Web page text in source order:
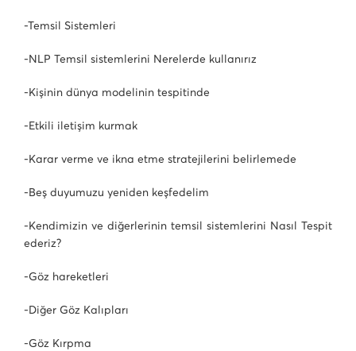
-Temsil Sistemleri
-NLP Temsil sistemlerini Nerelerde kullanırız
-Kişinin dünya modelinin tespitinde
-Etkili iletişim kurmak
-Karar verme ve ikna etme stratejilerini belirlemede
-Beş duyumuzu yeniden keşfedelim
-Kendimizin ve diğerlerinin temsil sistemlerini Nasıl Tespit
ederiz?
-Göz hareketleri
-Diğer Göz Kalıpları
-Göz Kırpma